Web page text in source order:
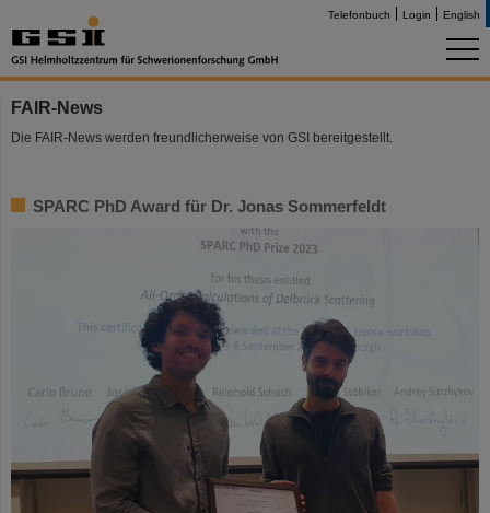
Telefonbuch Login English
FAIR-News
Die FAIR-News werden freundlicherweise von GSI bereitgestellt.
SPARC PhD Award für Dr. Jonas Sommerfeldt